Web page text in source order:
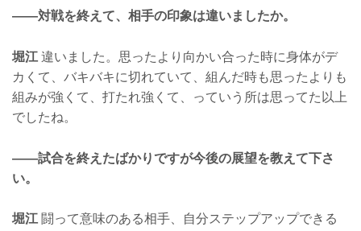
——対戦を終えて、相手の印象は違いましたか。
堀江 違いました。思ったより向かい合った時に身体がデ
カくて、バキバキに切れていて、組んだ時も思ったよりも
組みが強くて、打たれ強くて、っていう所は思ってた以上
でしたね。
——試合を終えたばかりですが今後の展望を教えて下さ
い。
堀江 闘って意味のある相手、自分ステップアップできる